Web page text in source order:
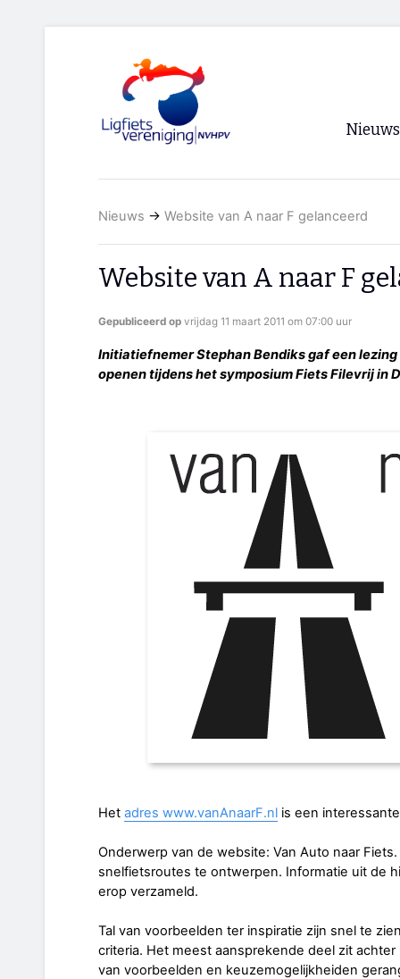
Nieuws
Nieuws → Website van A naar F gelanceerd
Website van A naar F
Gepubliceerd op vrijdag 11 maart 2011 om 07:00 uur
Initiatiefnemer Stephan Bendiks gaf een
openen tijdens het symposium Fiets Filevrij in
Het adres www.vanAnaarF.nl is een
Onderwerp van de website: Van Auto naar
snelfietsroutes te ontwerpen. Informatie uit de
erop verzameld.
Tal van voorbeelden ter inspiratie zijn snel te
criteria. Het meest aansprekende deel zit
van voorbeelden en keuzemogelijkheiden